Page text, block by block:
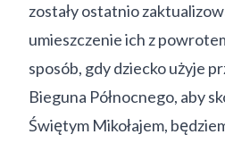
zostały ostatnio
umieszczenie ich z
sposób, gdy dziecko użyje
Bieguna Północnego, aby
Świętym Mikołajem,